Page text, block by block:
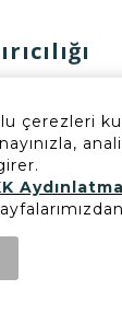
Önemi
çerezleri